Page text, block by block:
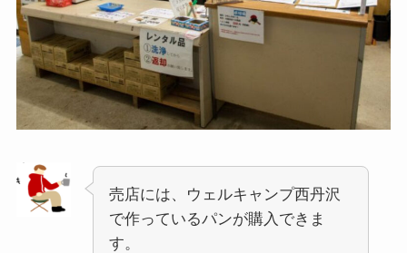
売店には、ウェルキャンプ西丹沢
で作っているパンが購入できま
す。